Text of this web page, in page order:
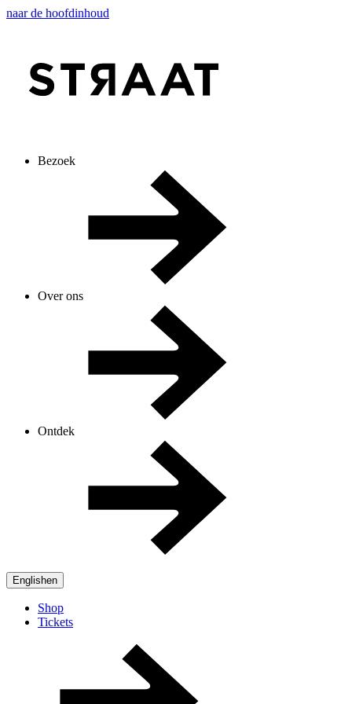
naar de hoofdinhoud
Bezoek
Over ons
Ontdek
Englishen
Shop
Tickets